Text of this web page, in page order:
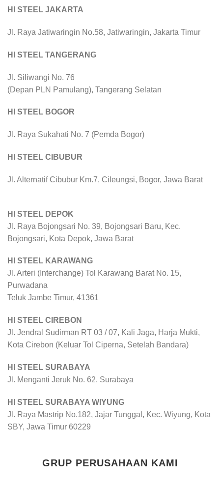
HI STEEL JAKARTA
Jl. Raya Jatiwaringin No.58, Jatiwaringin, Jakarta Timur
HI STEEL TANGERANG
Jl. Siliwangi No. 76
(Depan PLN Pamulang), Tangerang Selatan
HI STEEL BOGOR
Jl. Raya Sukahati No. 7 (Pemda Bogor)
HI STEEL CIBUBUR
Jl. Alternatif Cibubur Km.7, Cileungsi, Bogor, Jawa Barat
HI STEEL DEPOK
Jl. Raya Bojongsari No. 39, Bojongsari Baru, Kec.
Bojongsari, Kota Depok, Jawa Barat
HI STEEL KARAWANG
Jl. Arteri (Interchange) Tol Karawang Barat No. 15,
Purwadana
Teluk Jambe Timur, 41361
HI STEEL CIREBON
Jl. Jendral Sudirman RT 03 / 07, Kali Jaga, Harja Mukti,
Kota Cirebon (Keluar Tol Ciperna, Setelah Bandara)
HI STEEL SURABAYA
Jl. Menganti Jeruk No. 62, Surabaya
HI STEEL SURABAYA WIYUNG
Jl. Raya Mastrip No.182, Jajar Tunggal, Kec. Wiyung, Kota
SBY, Jawa Timur 60229
GRUP PERUSAHAAN KAMI